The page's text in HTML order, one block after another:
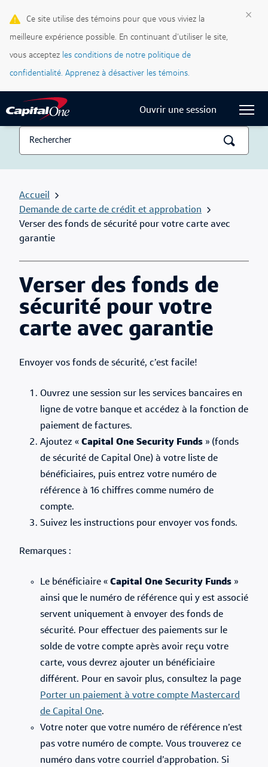
Accueil
Demande de carte de crédit et approbation
Verser des fonds de sécurité pour votre carte avec
garantie
Verser des fonds de
sécurité pour votre
carte avec garantie
Envoyer vos fonds de sécurité, c’est facile!
Ouvrez une session sur les services bancaires en
ligne de votre banque et accédez à la fonction de
paiement de factures.
Ajoutez « Capital One Security Funds » (fonds
de sécurité de Capital One) à votre liste de
bénéficiaires, puis entrez votre numéro de
référence à 16 chiffres comme numéro de
compte.
Suivez les instructions pour envoyer vos fonds.
Remarques :
Le bénéficiaire « Capital One Security Funds »
ainsi que le numéro de référence qui y est associé
servent uniquement à envoyer des fonds de
sécurité. Pour effectuer des paiements sur le
solde de votre compte après avoir reçu votre
carte, vous devrez ajouter un bénéficiaire
différent. Pour en savoir plus, consultez la page
Porter un paiement à votre compte Mastercard
de Capital One.
Votre noter que votre numéro de référence n’est
pas votre numéro de compte. Vous trouverez ce
numéro dans votre courriel d’approbation. Si
Ce site utilise des témoins pour que vous viviez la
meilleure expérience possible. En continuant d'utiliser le site,
vous acceptez les conditions de notre politique de
confidentialité. Apprenez à désactiver les témoins.
×
Blogue Ma vie, mon crédit
Centre d’assistance
Current Locale:
Français (Canada)
Ouvrir une session